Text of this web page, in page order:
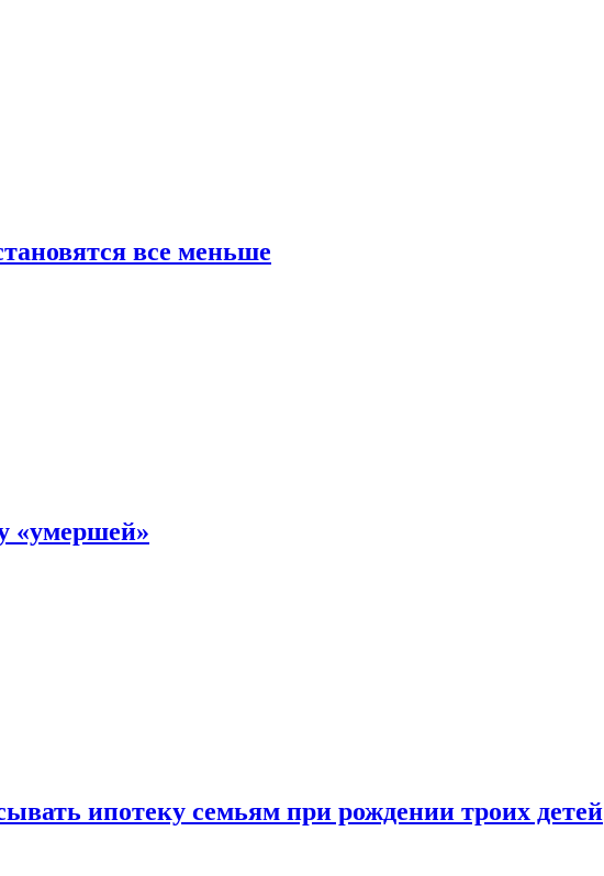
все меньше
«умершей»
ипотеку семьям при рождении троих детей